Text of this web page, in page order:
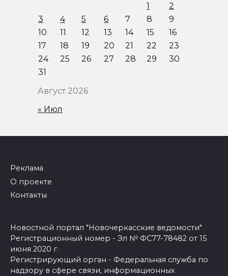
Август 2026
1
2
3
4 5 6 7 8
9
10
11 12 13 14 15
16
17
18 19 20 21 22
23
24
25 26 27 28 29
30
31
« Июл
Реклама
О проекте
Контакты
Новостной портал "Новочеркасские ведомости"
Регистрационный номер - Эл № ФС77-78482 от 15
июня 2020 г.
Регистрирующий орган - Федеральная служба по
надзору в сфере связи, информационных